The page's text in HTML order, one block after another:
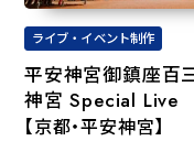
ライブ・イベント制作
平安神宮御鎮座百
神宮 Special Live
【京都・平安神宮】